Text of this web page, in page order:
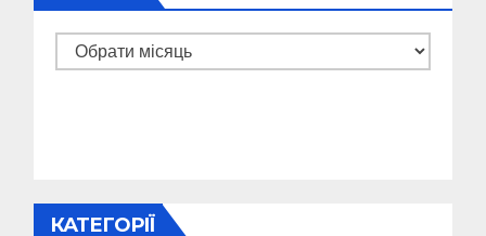
Архіви
КАТЕГОРІЇ